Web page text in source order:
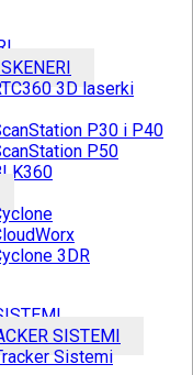
3D laserki
P30 i P40
P50
3DR
SISTEMI
Sistemi